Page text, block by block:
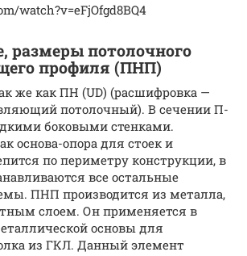
watch?v=eFjOfgd8BQ4
размеры потолочного
профиля (ПНП)
же как ПН (UD) (расшифровка —
потолочный). В сечении П-
боковыми стенками.
основа-опора для стоек и
по периметру конструкции, в
все остальные
ПНП производится из металла,
слоем. Он применяется в
основы для
из ГКЛ. Данный элемент